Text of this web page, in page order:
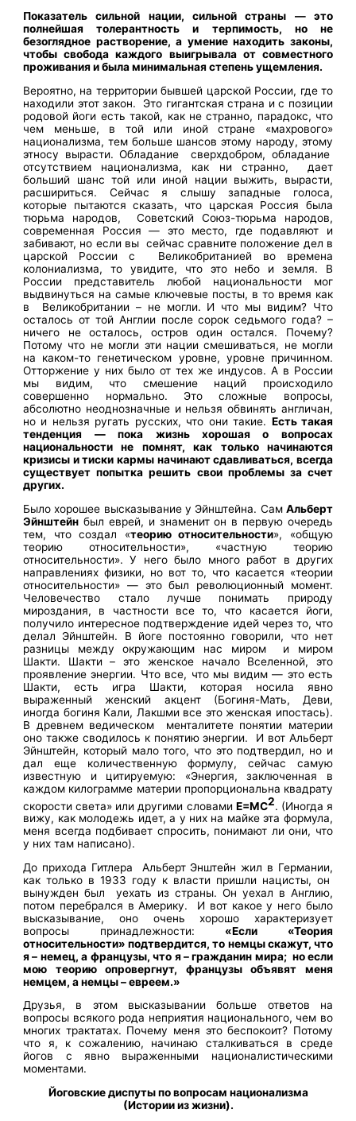
Показатель сильной нации, сильной страны — это
полнейшая толерантность и терпимость, но не
безоглядное растворение, а умение находить законы,
чтобы свобода каждого выигрывала от совместного
проживания и была минимальная степень ущемления.
Вероятно, на территории бывшей царской России, где то
находили этот закон. Это гигантская страна и с позиции
родовой йоги есть такой, как не странно, парадокс, что
чем меньше, в той или иной стране «махрового»
национализма, тем больше шансов этому народу, этому
этносу вырасти. Обладание сверхдобром, обладание
отсутствием национализма, как ни странно, дает
больший шанс той или иной нации выжить, вырасти,
расшириться. Сейчас я слышу западные голоса,
которые пытаются сказать, что царская Россия была
тюрьма народов, Советский Союз-тюрьма народов,
современная Россия — это место, где подавляют и
забивают, но если вы сейчас сравните положение дел в
царской России с Великобританией во времена
колониализма, то увидите, что это небо и земля. В
России представитель любой национальности мог
выдвинуться на самые ключевые посты, в то время как
в Великобритании – не могли. И что мы видим? Что
осталось от той Англии после сорок седьмого года? –
ничего не осталось, остров один остался. Почему?
Потому что не могли эти нации смешиваться, не могли
на каком-то генетическом уровне, уровне причинном.
Отторжение у них было от тех же индусов. А в России
мы видим, что смешение наций происходило
совершенно нормально. Это сложные вопросы,
абсолютно неоднозначные и нельзя обвинять англичан,
но и нельзя ругать русских, что они такие. Есть такая
тенденция — пока жизнь хорошая о вопросах
национальности не помнят, как только начинаются
кризисы и тиски кармы начинают сдавливаться, всегда
существует попытка решить свои проблемы за счет
других.
Было хорошее высказывание у Эйнштейна. Сам Альберт
Эйнштейн был еврей, и знаменит он в первую очередь
тем, что создал «теорию относительности», «общую
теорию относительности», «частную теорию
относительности». У него было много работ в других
направлениях физики, но вот то, что касается «теории
относительности» — это был революционный момент.
Человечество стало лучше понимать природу
мироздания, в частности все то, что касается йоги,
получило интересное подтверждение идей через то, что
делал Эйнштейн. В йоге постоянно говорили, что нет
разницы между окружающим нас миром и миром
Шакти. Шакти – это женское начало Вселенной, это
проявление энергии. Что все, что мы видим — это есть
Шакти, есть игра Шакти, которая носила явно
выраженный женский акцент (Богиня-Мать, Деви,
иногда богиня Кали, Лакшми все это женская ипостась).
В древнем ведическом менталитете понятии материи
оно также сводилось к понятию энергии. И вот Альберт
Эйнштейн, который мало того, что это подтвердил, но и
дал еще количественную формулу, сейчас самую
известную и цитируемую: «Энергия, заключенная в
каждом килограмме материи пропорциональна квадрату
скорости света» или другими словами Е=МС2 . (Иногда я
вижу, как молодежь идет, а у них на майке эта формула,
меня всегда подбивает спросить, понимают ли они, что
у них там написано).
До прихода Гитлера Альберт Энштейн жил в Германии,
как только в 1933 году к власти пришли нацисты, он
вынужден был уехать из страны. Он уехал в Англию,
потом перебрался в Америку. И вот какое у него было
высказывание, оно очень хорошо характеризует
вопросы принадлежности: «Если «Теория
относительности» подтвердится, то немцы скажут, что
я – немец, а французы, что я – гражданин мира; но если
мою теорию опровергнут, французы объявят меня
немцем, а немцы – евреем.»
Друзья, в этом высказывании больше ответов на
вопросы всякого рода неприятия национального, чем во
многих трактатах. Почему меня это беспокоит? Потому
что я, к сожалению, начинаю сталкиваться в среде
йогов с явно выраженными националистическими
моментами.
Йоговские диспуты по вопросам национализма
(Истории из жизни).